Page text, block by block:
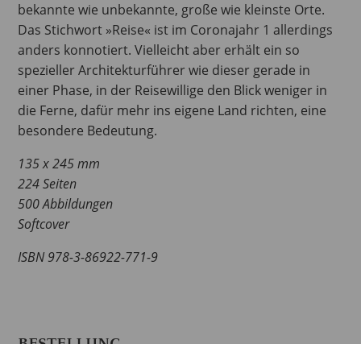
bekannte wie unbekannte, große wie kleinste Orte.
Das Stichwort »Reise« ist im Coronajahr 1 allerdings
anders konnotiert. Vielleicht aber erhält ein so
spezieller Architekturführer wie dieser gerade in
einer Phase, in der Reisewillige den Blick weniger in
die Ferne, dafür mehr ins eigene Land richten, eine
besondere Bedeutung.
135 x 245 mm
224 Seiten
500 Abbildungen
Softcover
ISBN 978-3-86922-771-9